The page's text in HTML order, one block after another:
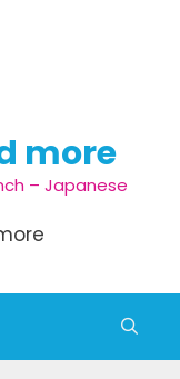
more
– Japanese